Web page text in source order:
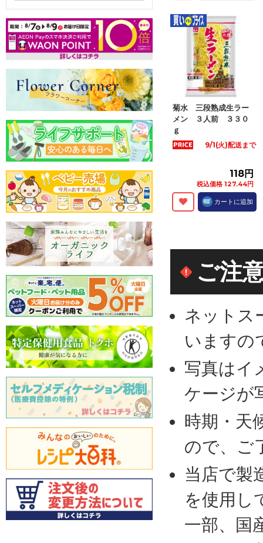
菊水 三段熟成生ラー
メン ３人前 ３３０
ｇ
9/1(火)配送まで
118円
税込価格 127.44円
カートに追加
ご注
ネットス
いますの
写真はイ
ケージが
時期・天
ので、ご
当店で製
を使用し
一部、国